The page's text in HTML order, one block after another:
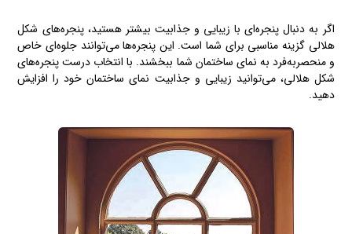
اگر به دنبال پنجره‌ای با زیبایی و جذابیت بیشتر هستید، پنجره‌های شکل
هلالی گزینه مناسبی برای شما است. این پنجره‌ها می‌توانند جلوه‌ای خاص
و منحصربه‌فرد به نمای ساختمان شما ببخشند. با انتخاب درست پنجره‌های
شکل هلالی، می‌توانید زیبایی و جذابیت نمای ساختمان خود را افزایش
دهید.